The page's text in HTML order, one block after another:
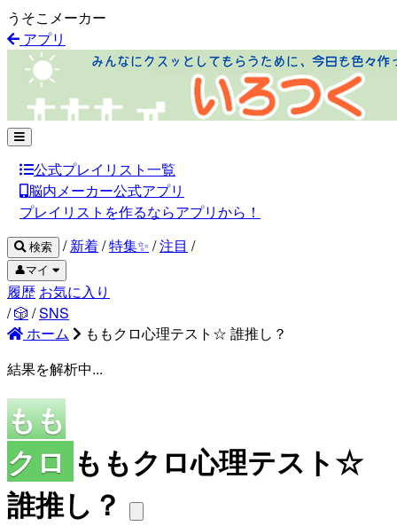
うそこメーカー
アプリ
公式プレイリスト一覧
脳内メーカー公式アプリ
プレイリストを作るならアプリから！
検索 / 新着/特集✨ /注目 /
👤マイ
履歴 お気に入り
/🎲 /SNS
ホーム
ももクロ心理テスト☆ 誰推し？
結果を解析中...
もも
クロ ももクロ心理テスト☆
誰推し？